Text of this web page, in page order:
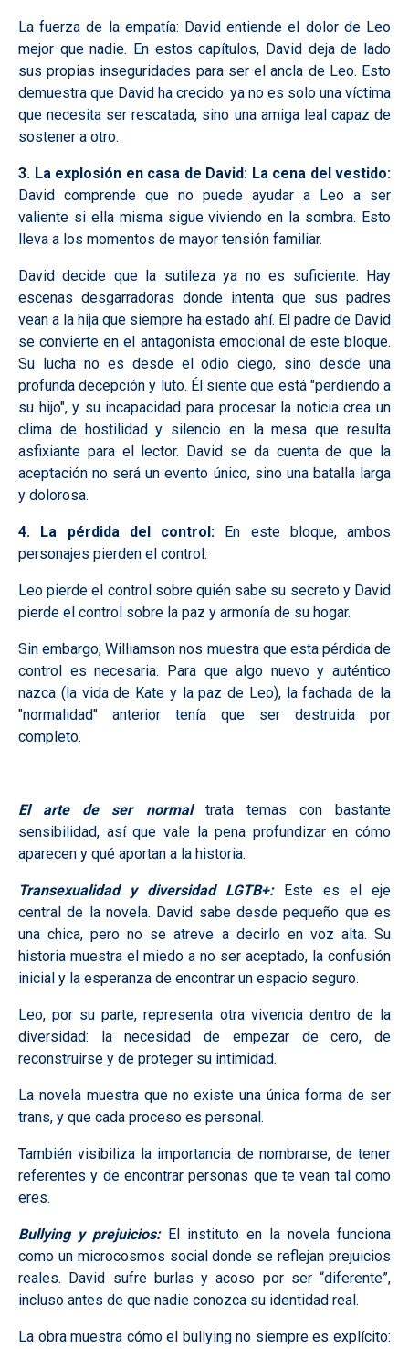
La fuerza de la empatía: David entiende el dolor de Leo
mejor que nadie. En estos capítulos, David deja de lado
sus propias inseguridades para ser el ancla de Leo. Esto
demuestra que David ha crecido: ya no es solo una víctima
que necesita ser rescatada, sino una amiga leal capaz de
sostener a otro.
3. La explosión en casa de David: La cena del vestido:
David comprende que no puede ayudar a Leo a ser
valiente si ella misma sigue viviendo en la sombra. Esto
lleva a los momentos de mayor tensión familiar.
David decide que la sutileza ya no es suficiente. Hay
escenas desgarradoras donde intenta que sus padres
vean a la hija que siempre ha estado ahí. El padre de David
se convierte en el antagonista emocional de este bloque.
Su lucha no es desde el odio ciego, sino desde una
profunda decepción y luto. Él siente que está "perdiendo a
su hijo", y su incapacidad para procesar la noticia crea un
clima de hostilidad y silencio en la mesa que resulta
asfixiante para el lector. David se da cuenta de que la
aceptación no será un evento único, sino una batalla larga
y dolorosa.
4. La pérdida del control:
En este bloque, ambos
personajes pierden el control:
Leo pierde el control sobre quién sabe su secreto y David
pierde el control sobre la paz y armonía de su hogar.
Sin embargo, Williamson nos muestra que esta pérdida de
control es necesaria. Para que algo nuevo y auténtico
nazca (la vida de Kate y la paz de Leo), la fachada de la
"normalidad" anterior tenía que ser destruida por
completo.
El arte de ser normaltrata temas con bastante
sensibilidad, así que vale la pena profundizar en cómo
aparecen y qué aportan a la historia.
Transexualidad y diversidad LGTB+:
Este es el eje
central de la novela. David sabe desde pequeño que es
una chica, pero no se atreve a decirlo en voz alta. Su
historia muestra el miedo a no ser aceptado, la confusión
inicial y la esperanza de encontrar un espacio seguro.
Leo, por su parte, representa otra vivencia dentro de la
diversidad: la necesidad de empezar de cero, de
reconstruirse y de proteger su intimidad.
La novela muestra que no existe una única forma de ser
trans, y que cada proceso es personal.
También visibiliza la importancia de nombrarse, de tener
referentes y de encontrar personas que te vean tal como
eres.
Bullying y prejuicios: El instituto en la novela funciona
como un microcosmos social donde se reflejan prejuicios
reales. David sufre burlas y acoso por ser “diferente”,
incluso antes de que nadie conozca su identidad real.
La obra muestra cómo el bullying no siempre es explícito: